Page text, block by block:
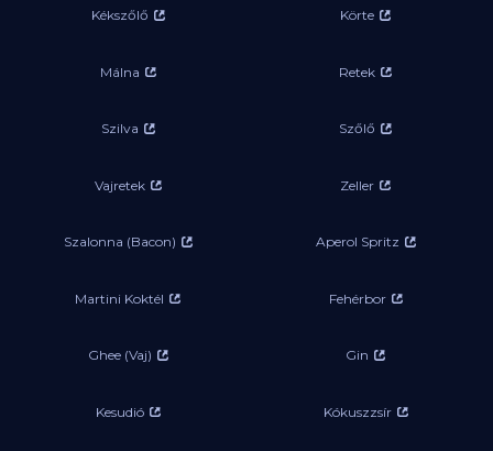
Kékszőlő Körte
Málna Retek
Szilva Szőlő
Vajretek Zeller
Szalonna (Bacon) Aperol Spritz
Martini Koktél Fehérbor
Ghee (Vaj) Gin
Kesudió Kókuszzsír